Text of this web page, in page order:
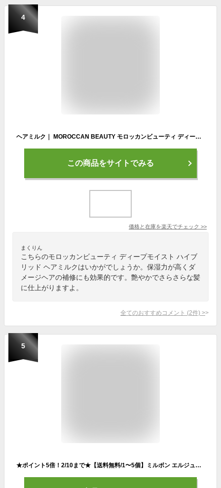
4
ヘアミルク｜ MOROCCAN BEAUTY モロッカンビューティ ディープモイスト ハイブリッド ヘアミルク｜アルガンオイル 艶髪 ダメージ補修 広がり うねり パサつき カラーキープ スタイリング 150mL [単品]
この商品をサイトでみる
価格と在庫を楽天でチェック >>
まくりん
こちらのモロッカンビューティ ディープモイスト ハイブ
リッド ヘアミルクはいかがでしょうか。保湿力が高くダ
メージヘアの補修にも効果的です。艶やかでさらさらな髪
に仕上がりますよ。
全てのおすすめコメント (2件) >
5
★ポイント5倍！2/10まで★【送料無料/1〜5個】ミルボン エルジューダ エマルジョン 120g ヘアケア スタイリング ミルク エマルジョン 洗い流さないトリートメント ヘアミルク トリートメント サロン専売品 美容室専売 ディーセス 軟毛向き ランキング1位